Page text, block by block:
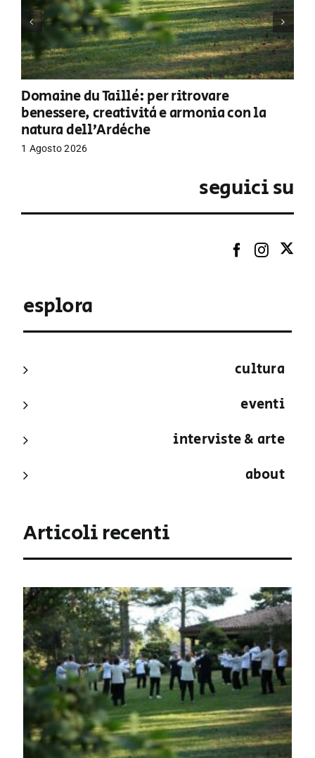
Domaine du Taillé: per ritrovare
benessere, creatività e armonia con la
natura dell’Ardèche
1 Agosto 2026
seguici su
esplora
cultura
eventi
interviste & arte
about
Articoli recenti